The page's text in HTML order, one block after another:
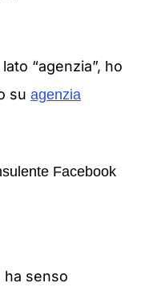
“agenzia”, ho
su agenzia
Facebook
ha senso